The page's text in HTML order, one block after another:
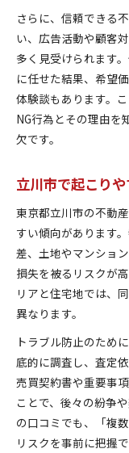
さらに、信頼できる
い、広告活動や顧客
多く見受けられます
に任せた結果、希望
体験談もあります。
NG行為とその理由を
欠です。
立川市で起こり
東京都立川市の不動
すい傾向があります
差、土地やマンショ
損失を被るリスクが
リアと住宅地では、
異なります。
トラブル防止のため
底的に調査し、査定
売買契約書や重要事
ことで、後々の紛争
の口コミでも、「複
リスクを事前に把握